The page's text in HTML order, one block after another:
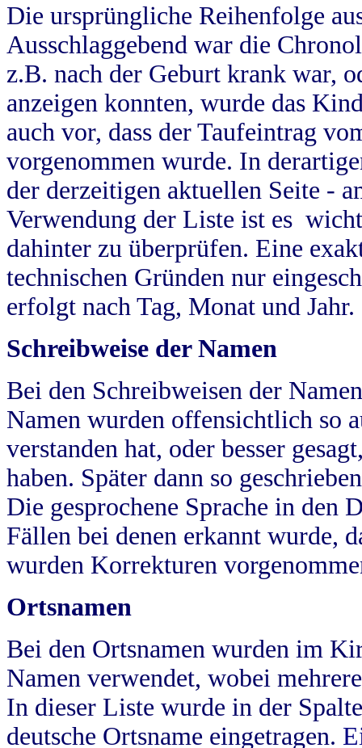
Die ursprüngliche Reihenfolge
Ausschlaggebend war die
z.B. nach der Geburt krank war,
anzeigen konnten, wurde das
auch vor, dass der Taufeintrag
vorgenommen wurde. In
der derzeitigen aktuellen Seite -
Verwendung der Liste ist es
dahinter zu überprüfen. Eine
technischen Gründen nur
erfolgt nach Tag, Monat und Jahr.
Schreibweise der Namen
Bei den Schreibweisen der
Namen wurden offensichtlich so
verstanden hat, oder besser
haben. Später dann so
Die gesprochene Sprache in
Fällen bei denen erkannt wurde,
wurden Korrekturen
Ortsnamen
Bei den Ortsnamen wurden im
Namen verwendet, wobei
In dieser Liste wurde in der
deutsche Ortsname eingetragen.